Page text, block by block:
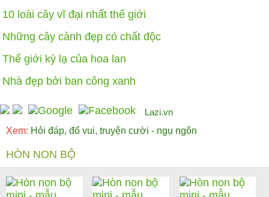
10 loài cây vĩ đại nhất thế giới
Những cây cảnh đẹp có chất độc
Thế giới kỳ lạ của hoa lan
Nhà đẹp bởi ban công xanh
Lazi.vn
Xem: Hỏi đáp, đố vui, truyện cười - ngụ ngôn
HÒN NON BỘ